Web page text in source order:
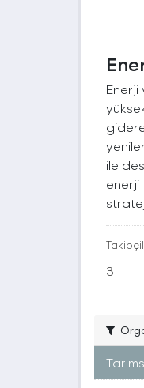
Enerji
ile
3